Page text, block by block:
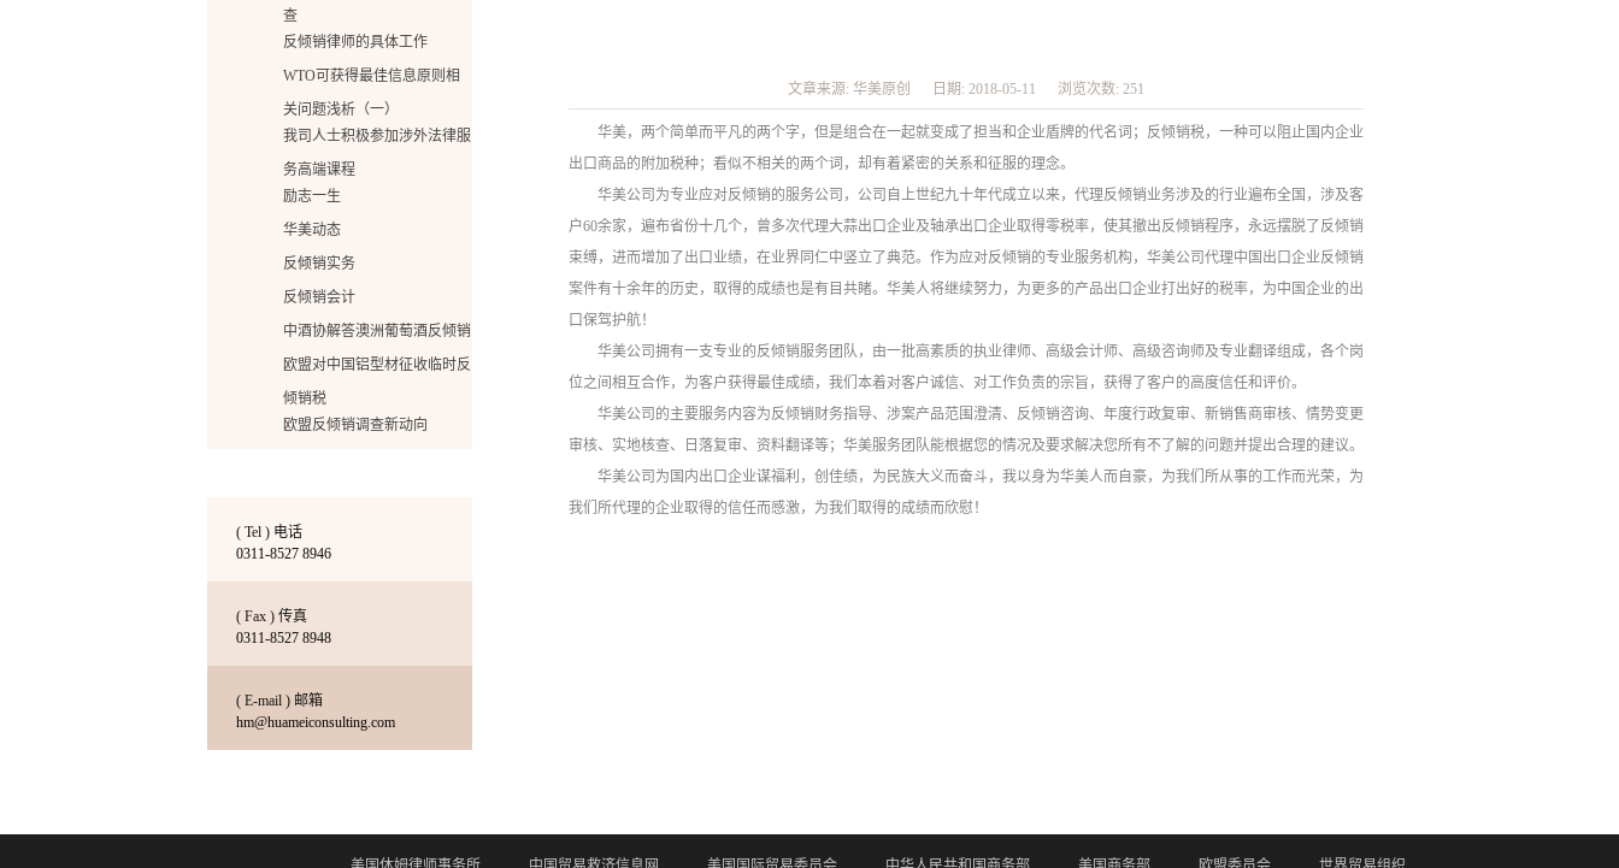
查
反倾销律师的具体工作
WTO可获得最佳信息原则相
关问题浅析（一）
我司人士积极参加涉外法律服
务高端课程
励志一生
华美动态
反倾销实务
反倾销会计
中酒协解答澳洲葡萄酒反倾销
欧盟对中国铝型材征收临时反
倾销税
欧盟反倾销调查新动向
倾销诉讼案胜诉的启示
普法反倾销
务啦！
华美增加出国签证办理的新业
床垫反倾销终裁：36家企业税
深度解读美国橱柜反倾销初裁
( Tel ) 电话
0311-8527 8946
( Fax ) 传真
0311-8527 8948
( E-mail ) 邮箱
hm@huameiconsulting.com
文章来源: 华美原创 日期: 2018-05-11 浏览次数: 251
华美，两个简单而平凡的两个字，但是组合在一起就变成了担当和企业盾牌的代名词；反倾销税，一种可以阻止国内企业
出口商品的附加税种；看似不相关的两个词，却有着紧密的关系和征服的理念。
华美公司为专业应对反倾销的服务公司，公司自上世纪九十年代成立以来，代理反倾销业务涉及的行业遍布全国，涉及客
户60余家，遍布省份十几个，曾多次代理大蒜出口企业及轴承出口企业取得零税率，使其撤出反倾销程序，永远摆脱了反倾销
束缚，进而增加了出口业绩，在业界同仁中竖立了典范。作为应对反倾销的专业服务机构，华美公司代理中国出口企业反倾销
案件有十余年的历史，取得的成绩也是有目共睹。华美人将继续努力，为更多的产品出口企业打出好的税率，为中国企业的出
口保驾护航！
华美公司拥有一支专业的反倾销服务团队，由一批高素质的执业律师、高级会计师、高级咨询师及专业翻译组成，各个岗
位之间相互合作，为客户获得最佳成绩，我们本着对客户诚信、对工作负责的宗旨，获得了客户的高度信任和评价。
华美公司的主要服务内容为反倾销财务指导、涉案产品范围澄清、反倾销咨询、年度行政复审、新销售商审核、情势变更
审核、实地核查、日落复审、资料翻译等；华美服务团队能根据您的情况及要求解决您所有不了解的问题并提出合理的建议。
华美公司为国内出口企业谋福利，创佳绩，为民族大义而奋斗，我以身为华美人而自豪，为我们所从事的工作而光荣，为
我们所代理的企业取得的信任而感激，为我们取得的成绩而欣慰！